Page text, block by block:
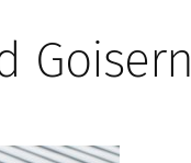
Goisern